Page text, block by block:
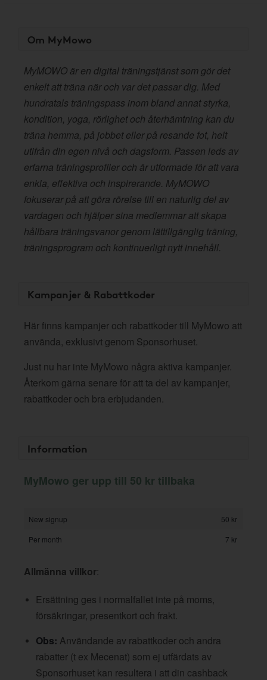
Om MyMowo
MyMOWO är en digital träningstjänst som gör det
enkelt att träna när och var det passar dig. Med
hundratals träningspass inom bland annat styrka,
kondition, yoga, rörlighet och återhämtning kan du
träna hemma, på jobbet eller på resande fot, helt
utifrån din egen nivå och dagsform. Passen leds av
erfarna träningsprofiler och är utformade för att vara
enkla, effektiva och inspirerande. MyMOWO
fokuserar på att göra rörelse till en naturlig del av
vardagen och hjälper sina medlemmar att skapa
hållbara träningsvanor genom lättillgänglig träning,
träningsprogram och kontinuerligt nytt innehåll.
Kampanjer & Rabattkoder
Här finns kampanjer och rabattkoder till MyMowo att
använda, exklusivt genom Sponsorhuset.
Just nu har inte MyMowo några aktiva kampanjer.
Återkom gärna senare för att ta del av kampanjer,
rabattkoder och bra erbjudanden.
Information
MyMowo ger upp till 50 kr tillbaka
New signup
50 kr
Per month
7 kr
Allmänna villkor:
Ersättning ges i normalfallet inte på moms,
försäkringar, presentkort och frakt.
Obs: Användande av rabattkoder och andra
rabatter (t ex Mecenat) som ej utfärdats av
Sponsorhuset kan resultera i att din cashback